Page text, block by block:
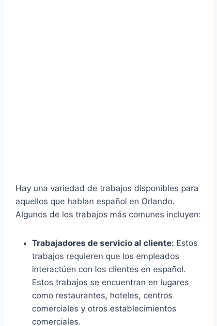
Hay una variedad de trabajos disponibles para
aquellos que hablan español en Orlando.
Algunos de los trabajos más comunes incluyen:
Trabajadores de servicio al cliente: Estos
trabajos requieren que los empleados
interactúen con los clientes en español.
Estos trabajos se encuentran en lugares
como restaurantes, hoteles, centros
comerciales y otros establecimientos
comerciales.